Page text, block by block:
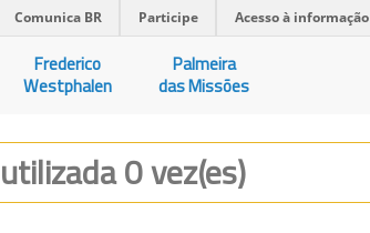
Comunica BR Participe Acesso à informação
Frederico
Westphalen
Palmeira
das Missões
utilizada 0 vez(es)